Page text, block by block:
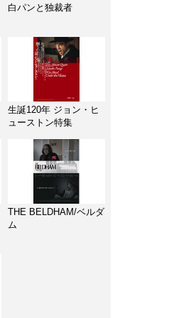
白パンと独裁者
生誕120年 ジョン・ヒ
ューストン特集
THE BELDHAM/ベルダ
ム